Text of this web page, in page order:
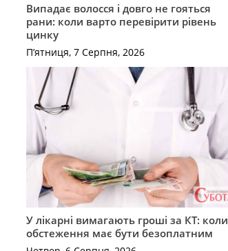
Випадає волосся і довго не гояться
рани: коли варто перевірити рівень
цинку
П’ятниця, 7 Серпня, 2026
У лікарні вимагають гроші за КТ: коли
обстеження має бути безоплатним